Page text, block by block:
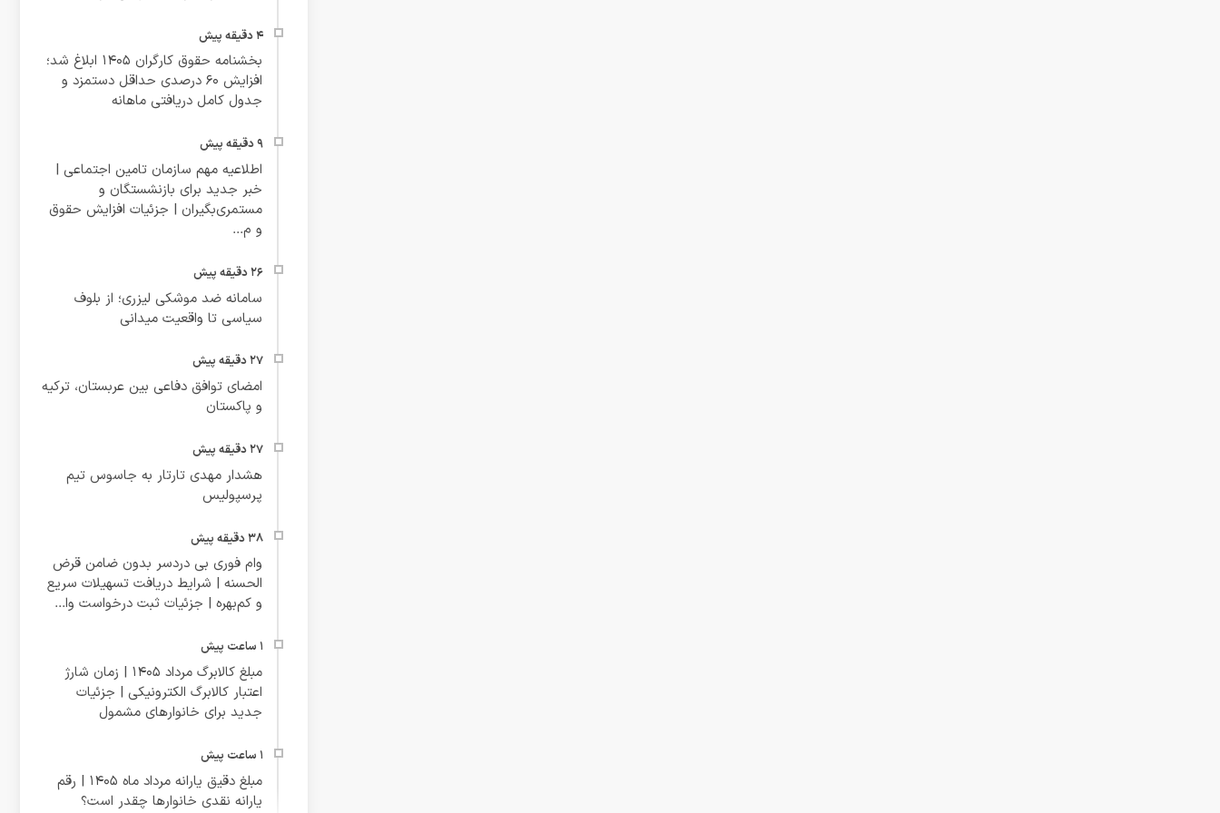
بخشنامه حقوق کارگران ۱۴۰۵ ابلاغ شد؛
افزایش ۶۰ درصدی حداقل دستمزد و
جدول کامل دریافتی ماهانه
اطلاعیه مهم سازمان تامین اجتماعی |
خبر جدید برای بازنشستگان و
مستمری‌بگیران | جزئیات افزایش حقوق
و م...
سامانه ضد موشکی لیزری؛ از بلوف
سیاسی تا واقعیت میدانی
امضای توافق دفاعی بین عربستان، ترکیه
و پاکستان
هشدار مهدی تارتار به جاسوس تیم
پرسپولیس
وام فوری بی دردسر بدون ضامن قرض
الحسنه | شرایط دریافت تسهیلات سریع
و کم‌بهره | جزئیات ثبت درخواست وا...
مبلغ کالابرگ مرداد 1405 | زمان شارژ
اعتبار کالابرگ الکترونیکی | جزئیات
جدید برای خانوارهای مشمول
مبلغ دقیق یارانه مرداد ماه 1405 | رقم
یارانه نقدی خانوارها چقدر است؟